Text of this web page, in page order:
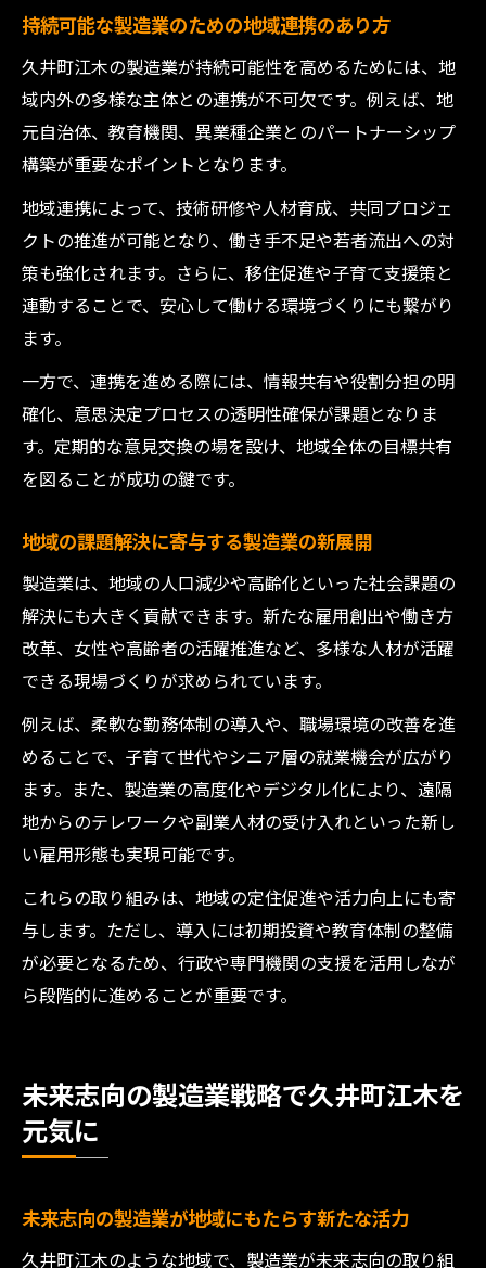
持続可能な製造業のための地域連携のあり方
久井町江木の製造業が持続可能性を高めるためには、地
域内外の多様な主体との連携が不可欠です。例えば、地
元自治体、教育機関、異業種企業とのパートナーシップ
構築が重要なポイントとなります。
地域連携によって、技術研修や人材育成、共同プロジェ
クトの推進が可能となり、働き手不足や若者流出への対
策も強化されます。さらに、移住促進や子育て支援策と
連動することで、安心して働ける環境づくりにも繋がり
ます。
一方で、連携を進める際には、情報共有や役割分担の明
確化、意思決定プロセスの透明性確保が課題となりま
す。定期的な意見交換の場を設け、地域全体の目標共有
を図ることが成功の鍵です。
地域の課題解決に寄与する製造業の新展開
製造業は、地域の人口減少や高齢化といった社会課題の
解決にも大きく貢献できます。新たな雇用創出や働き方
改革、女性や高齢者の活躍推進など、多様な人材が活躍
できる現場づくりが求められています。
例えば、柔軟な勤務体制の導入や、職場環境の改善を進
めることで、子育て世代やシニア層の就業機会が広がり
ます。また、製造業の高度化やデジタル化により、遠隔
地からのテレワークや副業人材の受け入れといった新し
い雇用形態も実現可能です。
これらの取り組みは、地域の定住促進や活力向上にも寄
与します。ただし、導入には初期投資や教育体制の整備
が必要となるため、行政や専門機関の支援を活用しなが
ら段階的に進めることが重要です。
未来志向の製造業戦略で久井町江木を
元気に
未来志向の製造業が地域にもたらす新たな活力
久井町江木のような地域で、製造業が未来志向の取り組